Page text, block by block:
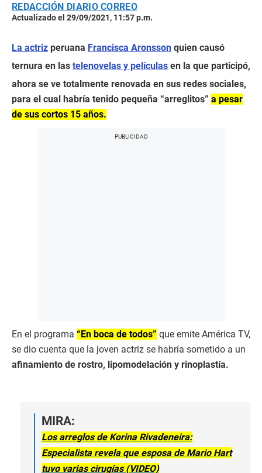
REDACCIÓN DIARIO CORREO
Actualizado el 29/09/2021, 11:57 p.m.
La actriz peruana Francisca Aronsson quien causó
ternura en las telenovelas y películas en la que participó,
ahora se ve totalmente renovada en sus redes sociales,
para el cual habría tenido pequeña “arreglitos” a pesar
de sus cortos 15 años.
En el programa “En boca de todos” que emite América TV,
se dio cuenta que la joven actriz se habría sometido a un
afinamiento de rostro, lipomodelación y rinoplastía.
MIRA:
Los arreglos de Korina Rivadeneira:
Especialista revela que esposa de Mario Hart
tuvo varias cirugías (VIDEO)